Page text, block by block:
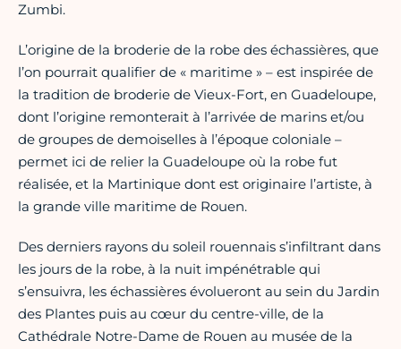
Zumbi.
L’origine de la broderie de la robe des échassières, que
l’on pourrait qualifier de « maritime » – est inspirée de
la tradition de broderie de Vieux-Fort, en Guadeloupe,
dont l’origine remonterait à l’arrivée de marins et/ou
de groupes de demoiselles à l’époque coloniale –
permet ici de relier la Guadeloupe où la robe fut
réalisée, et la Martinique dont est originaire l’artiste, à
la grande ville maritime de Rouen.
Des derniers rayons du soleil rouennais s’infiltrant dans
les jours de la robe, à la nuit impénétrable qui
s’ensuivra, les échassières évolueront au sein du Jardin
des Plantes puis au cœur du centre-ville, de la
Cathédrale Notre-Dame de Rouen au musée de la